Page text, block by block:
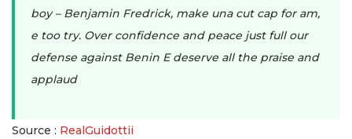
boy – Benjamin Fredrick, make una cut cap for am,
e too try. Over confidence and peace just full our
defense against Benin E deserve all the praise and
applaud
Source : RealGuidottii